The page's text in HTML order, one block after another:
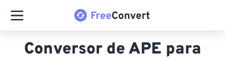
Conversor de APE para